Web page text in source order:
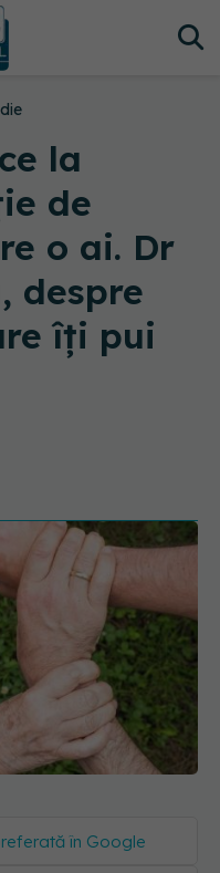
la
de
o ai. Dr
despre
îți pui
în Google